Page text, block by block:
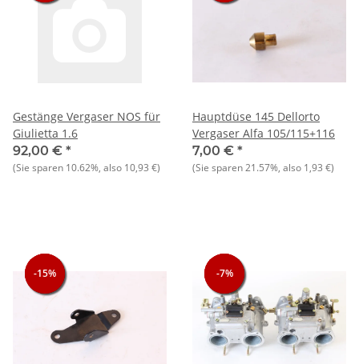
Gestänge Vergaser NOS für
Giulietta 1.6
92,00 € *
(Sie sparen 10.62%, also 10,93 €)
Hauptdüse 145 Dellorto
Vergaser Alfa 105/115+116
7,00 € *
(Sie sparen21.57%, also 1,93 €)
-15%
-15%
-15% -7%
-7%
-7%